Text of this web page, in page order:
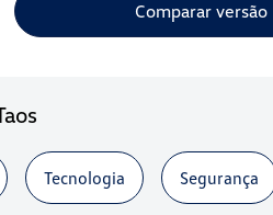
Comparar versão
Tecnologia Segurança